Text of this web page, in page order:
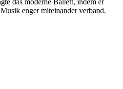
enger miteinander verband.